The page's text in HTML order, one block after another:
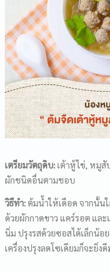
เตรียมวัตถุดิบ: เต้าหู้ไข่, หมูสั
ผักชนิดอื่นตามชอบ
วิธีทำ: ต้มน้ำให้เดือด จากนั้น
ด้วยผักกาดขาว แคร์รอต แล
นิ่ม ปรุงรสด้วยซอสได้เล็กน้อ
เครื่องปรุงลดโซเดียมก็จะยิ่งดี